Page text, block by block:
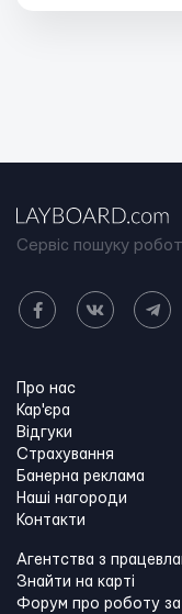
Сервіс пошуку
Про нас
Кар'єра
Відгуки
Страхування
Банерна реклама
Наші нагороди
Контакти
Агентства з
Знайти на карті
Форум про роботу